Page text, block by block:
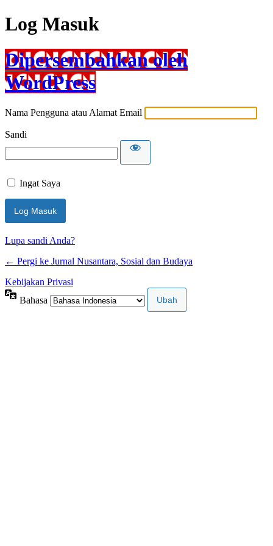
Log Masuk
Dipersembahkan oleh
WordPress
Nama Pengguna atau Alamat Email
Sandi
Ingat Saya
Lupa sandi Anda?
← Pergi ke Jurnal Nusantara, Sosial dan Budaya
Kebijakan Privasi
Bahasa